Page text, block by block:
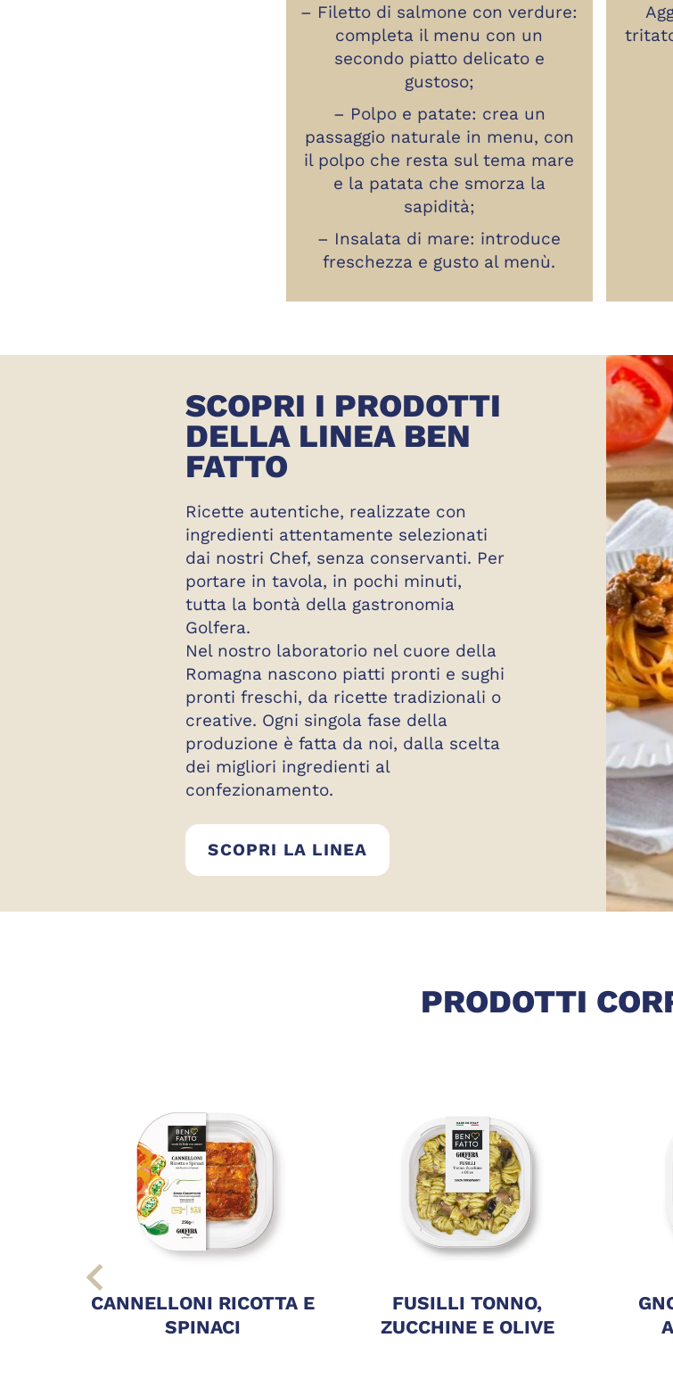
– Filetto di salmone con verdure:
completa il menu con un
secondo piatto delicato e
gustoso;
– Polpo e patate: crea un
passaggio naturale in menu, con
il polpo che resta sul tema mare
e la patata che smorza la
sapidità;
– Insalata di mare: introduce
freschezza e gusto al menù.
SCOPRI I PRODOTTI
DELLA LINEA BEN
FATTO
Ricette autentiche, realizzate con
ingredienti attentamente selezionati
dai nostri Chef, senza conservanti. Per
portare in tavola, in pochi minuti,
tutta la bontà della gastronomia
Golfera.
Nel nostro laboratorio nel cuore della
Romagna nascono piatti pronti e sughi
pronti freschi, da ricette tradizionali o
creative. Ogni singola fase della
produzione è fatta da noi, dalla scelta
dei migliori ingredienti al
confezionamento.
SCOPRI LA LINEA
PRODOTTI
CANNELLONI RICOTTA E
SPINACI
FUSILLI TONNO,
ZUCCHINE E OLIVE